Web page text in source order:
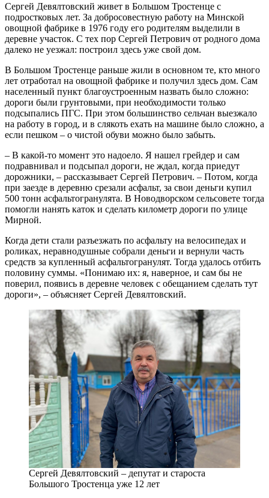
Сергей Девялтовский живет в Большом Тростенце с
подростковых лет. За добросовестную работу на Минской
овощной фабрике в 1976 году его родителям выделили в
деревне участок. С тех пор Сергей Петрович от родного дома
далеко не уезжал: построил здесь уже свой дом.
В Большом Тростенце раньше жили в основном те, кто много
лет отработал на овощной фабрике и получил здесь дом. Сам
населенный пункт благоустроенным назвать было сложно:
дороги были грунтовыми, при необходимости только
подсыпались ПГС. При этом большинство сельчан выезжало
на работу в город, и в слякоть ехать на машине было сложно, а
если пешком – о чистой обуви можно было забыть.
– В какой-то момент это надоело. Я нашел грейдер и сам
подравнивал и подсыпал дороги, не ждал, когда приедут
дорожники, – рассказывает Сергей Петрович. – Потом, когда
при заезде в деревню срезали асфальт, за свои деньги купил
500 тонн асфальтогранулята. В Новодворском сельсовете тогда
помогли нанять каток и сделать километр дороги по улице
Мирной.
Когда дети стали разъезжать по асфальту на велосипедах и
роликах, неравнодушные собрали деньги и вернули часть
средств за купленный асфальтогранулят. Тогда удалось отбить
половину суммы. «Понимаю их: я, наверное, и сам бы не
поверил, появись в деревне человек с обещанием сделать тут
дороги», – объясняет Сергей Девялтовский.
Сергей Девялтовский – депутат и староста
Большого Тростенца уже 12 лет